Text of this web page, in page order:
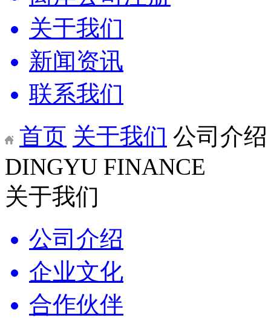
关于我们
新闻资讯
联系我们
首页 关于我们 公司介绍
DINGYU FINANCE
关于我们
公司介绍
企业文化
合作伙伴